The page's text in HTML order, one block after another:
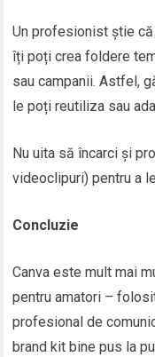
Un profesionist știe
îți poți crea foldere
sau campanii. Astfel,
le poți reutiliza sau
Nu uita să încarci și
videoclipuri) pentru a
Concluzie
Canva este mult mai
pentru amatori –
profesional de
brand kit bine pus la